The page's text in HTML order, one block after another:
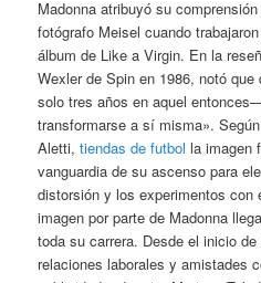
Madonna atribuyó su
fotógrafo Meisel cuando
álbum de Like a Virgin. En la
Wexler de Spin en 1986, notó
solo tres años en aquel
transformarse a sí misma».
Aletti,tiendas de futbol la imagen
vanguardia de su ascenso para
distorsión y los experimentos con
imagen por parte de Madonna
toda su carrera. Desde el inicio
relaciones laborales y amistades